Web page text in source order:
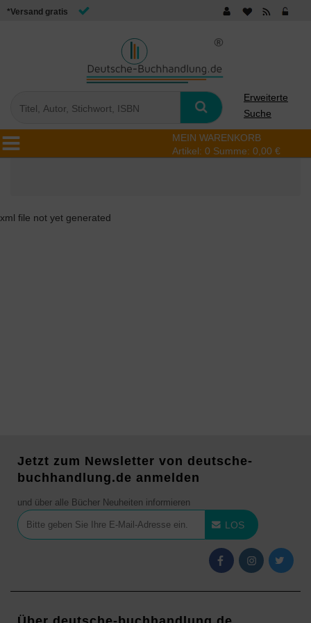
*Versand gratis
Erweiterte
Suche
MEIN WARENKORB
Artikel: 0 Summe: 0,00 €
xml file not yet generated
Jetzt zum Newsletter von deutsche-
buchhandlung.de anmelden
und über alle Bücher Neuheiten informieren
LOS